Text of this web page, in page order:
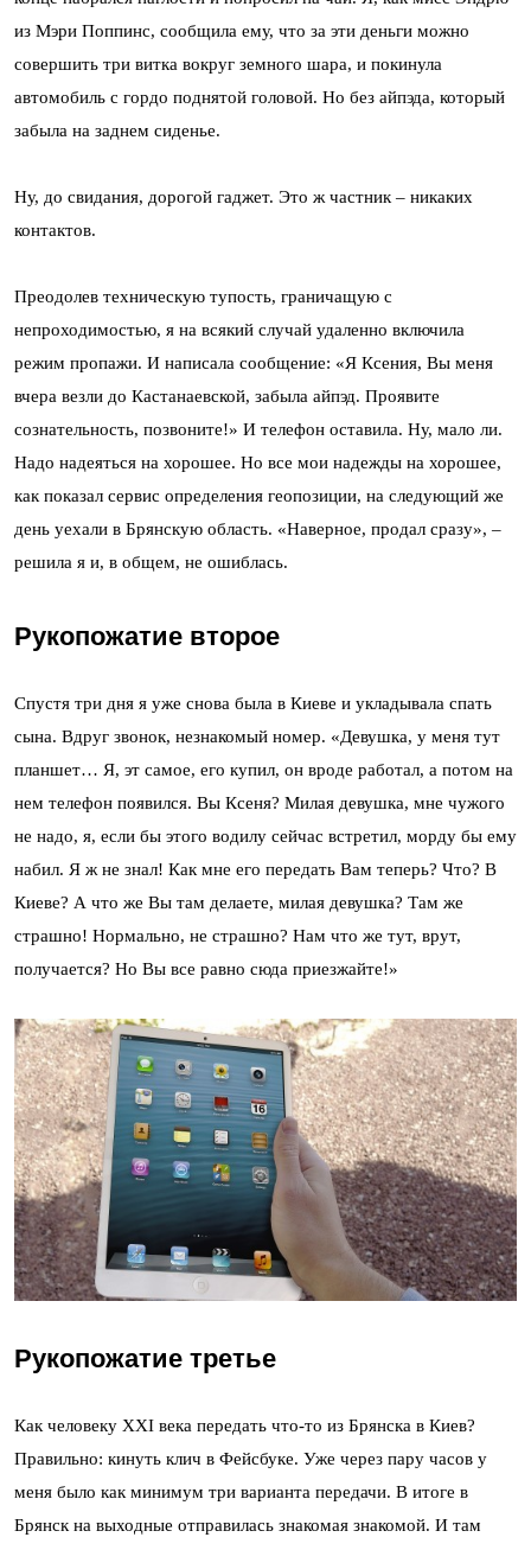
из Мэри Поппинс, сообщила ему, что за эти деньги можно
совершить три витка вокруг земного шара, и покинула
автомобиль с гордо поднятой головой. Но без айпэда, который
забыла на заднем сиденье.
Ну, до свидания, дорогой гаджет. Это ж частник – никаких
контактов.
Преодолев техническую тупость, граничащую с
непроходимостью, я на всякий случай удаленно включила
режим пропажи. И написала сообщение: «Я Ксения, Вы меня
вчера везли до Кастанаевской, забыла айпэд. Проявите
сознательность, позвоните!» И телефон оставила. Ну, мало ли.
Надо надеяться на хорошее. Но все мои надежды на хорошее,
как показал сервис определения геопозиции, на следующий же
день уехали в Брянскую область. «Наверное, продал сразу», –
решила я и, в общем, не ошиблась.
Рукопожатие второе
Спустя три дня я уже снова была в Киеве и укладывала спать
сына. Вдруг звонок, незнакомый номер. «Девушка, у меня тут
планшет… Я, эт самое, его купил, он вроде работал, а потом на
нем телефон появился. Вы Ксеня? Милая девушка, мне чужого
не надо, я, если бы этого водилу сейчас встретил, морду бы ему
набил. Я ж не знал! Как мне его передать Вам теперь? Что? В
Киеве? А что же Вы там делаете, милая девушка? Там же
страшно! Нормально, не страшно? Нам что же тут, врут,
получается? Но Вы все равно сюда приезжайте!»
Рукопожатие третье
Как человеку XXI века передать что-то из Брянска в Киев?
Правильно: кинуть клич в Фейсбуке. Уже через пару часов у
меня было как минимум три варианта передачи. В итоге в
Брянск на выходные отправилась знакомая знакомой. И там